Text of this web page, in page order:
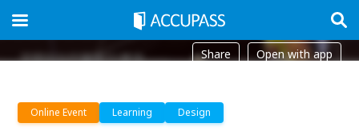
Share Open with app
Online Event Learning Design